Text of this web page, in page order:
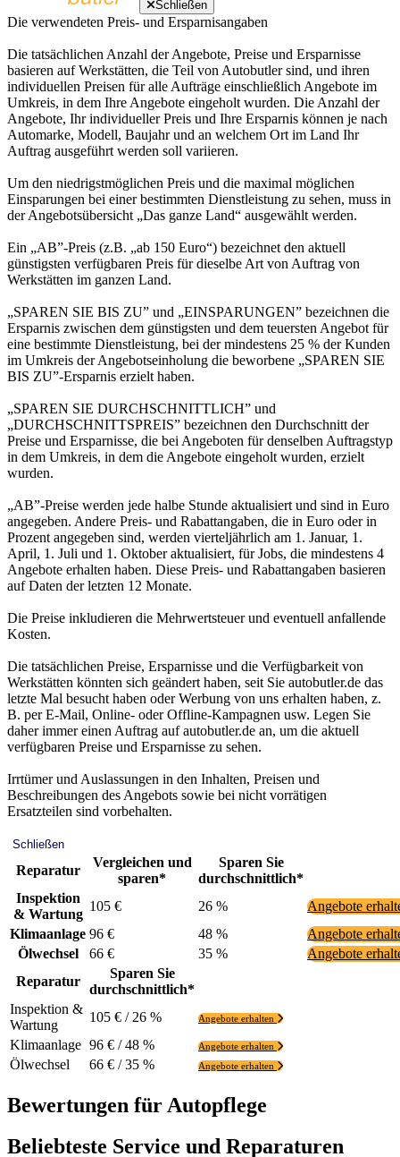
Schließen
Die verwendeten Preis- und Ersparnisangaben
Die tatsächlichen Anzahl der Angebote, Preise und Ersparnisse
basieren auf Werkstätten, die Teil von Autobutler sind, und ihren
individuellen Preisen für alle Aufträge einschließlich Angebote im
Umkreis, in dem Ihre Angebote eingeholt wurden. Die Anzahl der
Angebote, Ihr individueller Preis und Ihre Ersparnis können je nach
Automarke, Modell, Baujahr und an welchem Ort im Land Ihr
Auftrag ausgeführt werden soll variieren.
Um den niedrigstmöglichen Preis und die maximal möglichen
Einsparungen bei einer bestimmten Dienstleistung zu sehen, muss in
der Angebotsübersicht „Das ganze Land“ ausgewählt werden.
Ein „AB”-Preis (z.B. „ab 150 Euro“) bezeichnet den aktuell
günstigsten verfügbaren Preis für dieselbe Art von Auftrag von
Werkstätten im ganzen Land.
„SPAREN SIE BIS ZU” und „EINSPARUNGEN” bezeichnen die
Ersparnis zwischen dem günstigsten und dem teuersten Angebot für
eine bestimmte Dienstleistung, bei der mindestens 25 % der Kunden
im Umkreis der Angebotseinholung die beworbene „SPAREN SIE
BIS ZU”-Ersparnis erzielt haben.
„SPAREN SIE DURCHSCHNITTLICH” und
„DURCHSCHNITTSPREIS” bezeichnen den Durchschnitt der
Preise und Ersparnisse, die bei Angeboten für denselben Auftragstyp
in dem Umkreis, in dem die Angebote eingeholt wurden, erzielt
wurden.
„AB”-Preise werden jede halbe Stunde aktualisiert und sind in Euro
angegeben. Andere Preis- und Rabattangaben, die in Euro oder in
Prozent angegeben sind, werden vierteljährlich am 1. Januar, 1.
April, 1. Juli und 1. Oktober aktualisiert, für Jobs, die mindestens 4
Angebote erhalten haben. Diese Preis- und Rabattangaben basieren
auf Daten der letzten 12 Monate.
Die Preise inkludieren die Mehrwertsteuer und eventuell anfallende
Kosten.
Die tatsächlichen Preise, Ersparnisse und die Verfügbarkeit von
Werkstätten könnten sich geändert haben, seit Sie autobutler.de das
letzte Mal besucht haben oder Werbung von uns erhalten haben, z.
B. per E-Mail, Online- oder Offline-Kampagnen usw. Legen Sie
daher immer einen Auftrag auf autobutler.de an, um die aktuell
verfügbaren Preise und Ersparnisse zu sehen.
Irrtümer und Auslassungen in den Inhalten, Preisen und
Beschreibungen des Angebots sowie bei nicht vorrätigen
Ersatzteilen sind vorbehalten.
Schließen
Reparatur
Vergleichen und
sparen*
Sparen Sie
durchschnittlich*
Inspektion
& Wartung
105 € 26 %
Angebote
Klimaanlage 96 € 48 %
Angebote
Ölwechsel
66 € 35 %
Angebote
Reparatur
Sparen Sie
durchschnittlich*
Inspektion &
Wartung
105 € / 26 % Angebote erhalten
Klimaanlage 96 € / 48 % Angebote erhalten
Ölwechsel 66 € / 35 % Angebote erhalten
Bewertungen für Autopflege
Beliebteste Service und Reparaturen